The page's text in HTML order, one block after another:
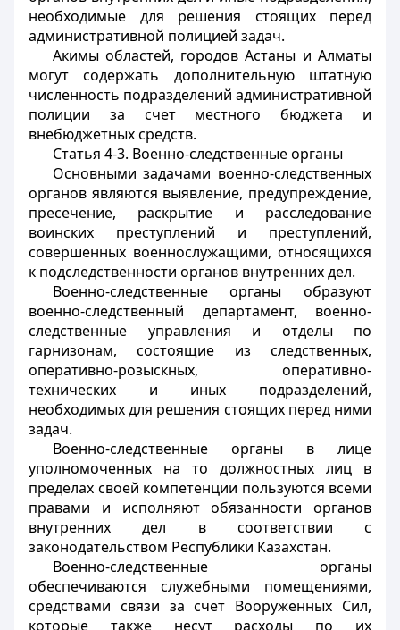
необходимые для решения стоящих перед
административной полицией задач.
Акимы областей, городов Астаны и Алматы
могут содержать дополнительную штатную
численность подразделений административной
полиции за счет местного бюджета и
внебюджетных средств.
Статья 4-3. Военно-следственные органы
Основными задачами военно-следственных
органов являются выявление, предупреждение,
пресечение, раскрытие и расследование
воинских преступлений и преступлений,
совершенных военнослужащими, относящихся
к подследственности органов внутренних дел.
Военно-следственные органы образуют
военно-следственный департамент, военно-
следственные управления и отделы по
гарнизонам, состоящие из следственных,
оперативно-розыскных, оперативно-
технических и иных подразделений,
необходимых для решения стоящих перед ними
задач.
Военно-следственные органы в лице
уполномоченных на то должностных лиц в
пределах своей компетенции пользуются всеми
правами и исполняют обязанности органов
внутренних дел в соответствии с
законодательством Республики Казахстан.
Военно-следственные органы
обеспечиваются служебными помещениями,
средствами связи за счет Вооруженных Сил,
которые также несут расходы по их